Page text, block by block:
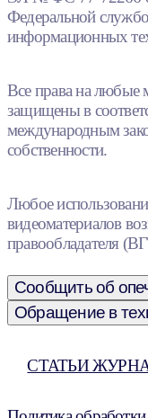
Федеральной
информационных
Все права на любые
защищены в
международным
собственности.
Любое
видеоматериалов
правообладателя
Сообщить об
Обращение в
СТАТЬИ